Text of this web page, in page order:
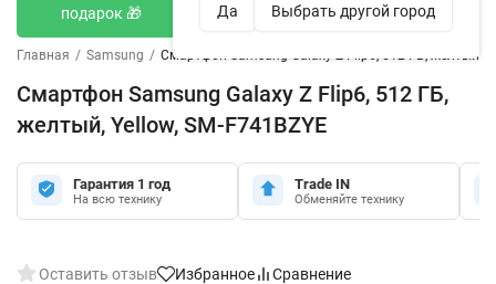
Да Выбрать другой город
подарок 🎁
Главная / Samsung / Смартфон Samsung Galaxy Z Flip6, 512 ГБ, желтый,
Смартфон Samsung Galaxy Z Flip6, 512 ГБ,
желтый, Yellow, SM-F741BZYE
Гарантия 1 год
На всю технику
Trade IN
Обменяйте технику
Оставить отзыв Избранное Сравнение